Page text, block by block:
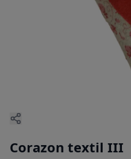
Corazon textil III